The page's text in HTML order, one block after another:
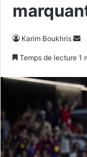
Karim Boukhris
Temps de lecture 1